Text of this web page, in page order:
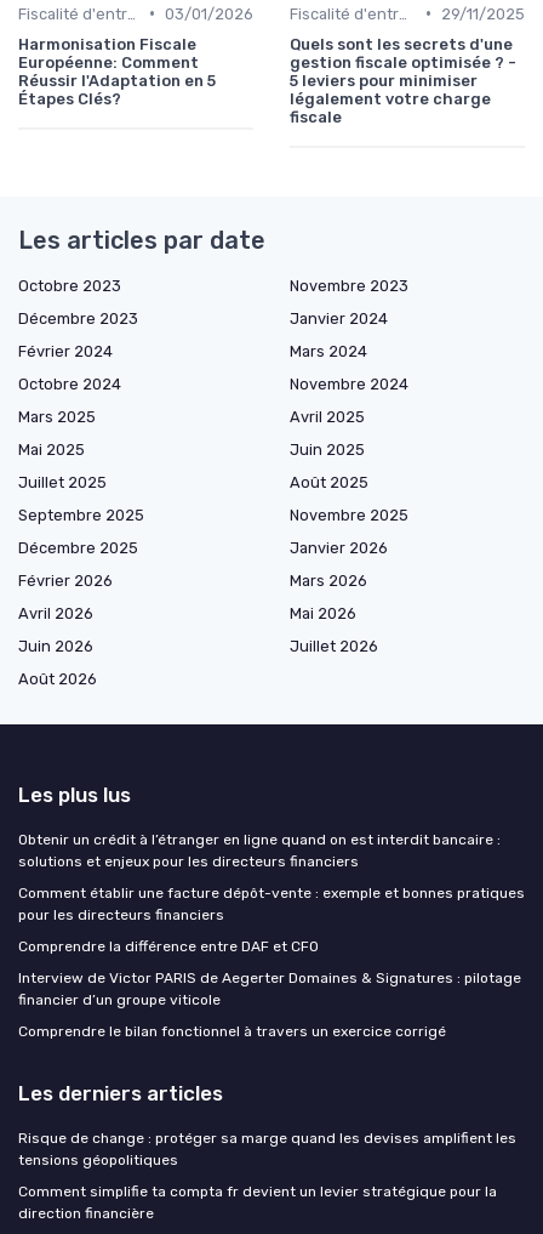
• 03/01/2026
Harmonisation Fiscale
Européenne: Comment
Réussir l'Adaptation en 5
Étapes Clés?
•
29/11/2025
Quels sont les secrets d'une
gestion fiscale optimisée ? -
5 leviers pour minimiser
légalement votre charge
fiscale
Les articles par date
Octobre 2023
Novembre 2023
Décembre 2023
Janvier 2024
Février 2024
Mars 2024
Octobre 2024
Novembre 2024
Mars 2025
Avril 2025
Mai 2025
Juin 2025
Juillet 2025
Août 2025
Septembre 2025
Novembre 2025
Décembre 2025
Janvier 2026
Février 2026
Mars 2026
Avril 2026
Mai 2026
Juin 2026
Juillet 2026
Août 2026
Les plus lus
Obtenir un crédit à l’étranger en ligne quand on est interdit bancaire :
solutions et enjeux pour les directeurs financiers
Comment établir une facture dépôt-vente : exemple et bonnes pratiques
pour les directeurs financiers
Comprendre la différence entre DAF et CFO
Interview de Victor PARIS de Aegerter Domaines & Signatures : pilotage
financier d’un groupe viticole
Comprendre le bilan fonctionnel à travers un exercice corrigé
Les derniers articles
Risque de change : protéger sa marge quand les devises amplifient les
tensions géopolitiques
Comment simplifie ta compta fr devient un levier stratégique pour la
direction financière